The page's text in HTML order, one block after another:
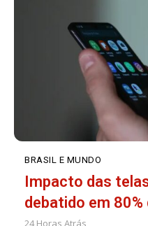
BRASIL E MUNDO
Impacto das
debatido em
24 Horas Atrás